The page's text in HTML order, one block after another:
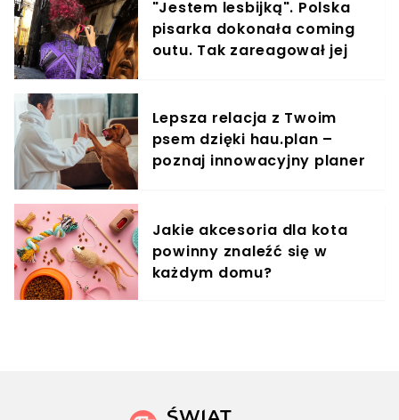
"Jestem lesbijką". Polska
pisarka dokonała coming
outu. Tak zareagował jej
Lepsza relacja z Twoim
psem dzięki hau.plan –
poznaj innowacyjny planer
Jakie akcesoria dla kota
powinny znaleźć się w
każdym domu?